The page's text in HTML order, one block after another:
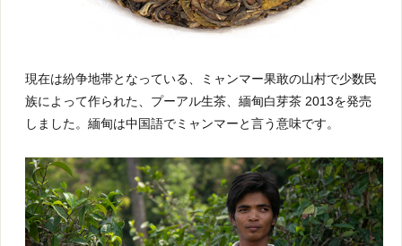
現在は紛争地帯となっている、ミャンマー果敢の山村で少数民
族によって作られた、プーアル生茶、緬甸白芽茶 2013を発売
しました。緬甸は中国語でミャンマーと言う意味です。